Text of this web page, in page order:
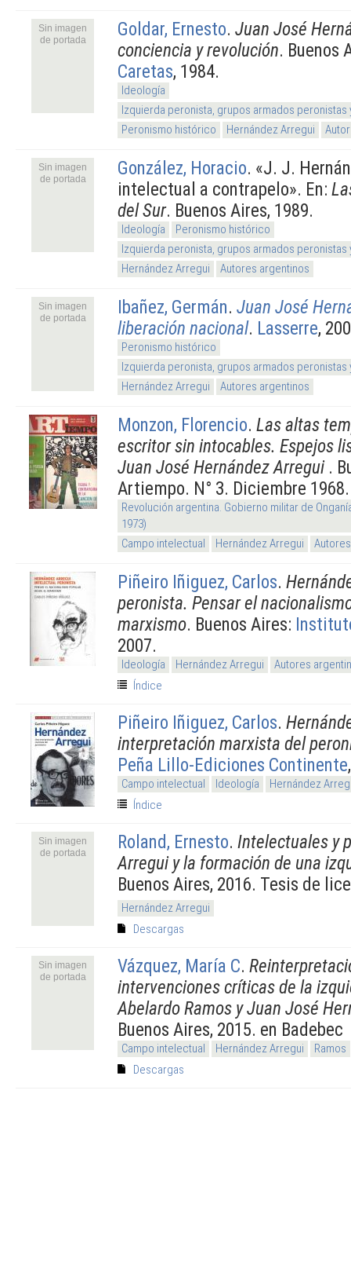
Sin imagen
de portada
Goldar, Ernesto. Juan José
conciencia y revolución. Buenos
Caretas, 1984.
Ideología
Izquierda peronista, grupos armados
Peronismo histórico
Hernández Arregui
Sin imagen
de portada
González, Horacio. «J. J.
intelectual a contrapelo». En:
del Sur. Buenos Aires, 1989.
Ideología
Peronismo histórico
Izquierda peronista, grupos armados
Hernández Arregui
Autores argentinos
Sin imagen
de portada
Ibañez, Germán. Juan José
liberación nacional. Lasserre,
Peronismo histórico
Izquierda peronista, grupos armados
Hernández Arregui
Autores argentinos
Monzon, Florencio. Las altas
escritor sin intocables. Espejos
Juan José Hernández Arregui .
Artiempo. N° 3. Diciembre 1968.
Revolución argentina. Gobierno militar de
1973)
Campo intelectual
Hernández Arregui
Piñeiro Iñiguez, Carlos.
peronista. Pensar el
marxismo. Buenos Aires:
2007.
Ideología Hernández Arregui
Autores
Índice
Piñeiro Iñiguez, Carlos.
interpretación marxista del
Peña Lillo-Ediciones Continente
Campo intelectual Ideología
Hernández
Índice
Sin imagen
de portada
Roland, Ernesto. Intelectuales y
Arregui y la formación de una
Buenos Aires, 2016. Tesis de
Hernández Arregui
Descargas
Sin imagen
de portada
Vázquez, María C.
intervenciones críticas de la
Abelardo Ramos y Juan José
Buenos Aires, 2015. en Badebec
Campo intelectual Hernández Arregui
Ramos
Descargas